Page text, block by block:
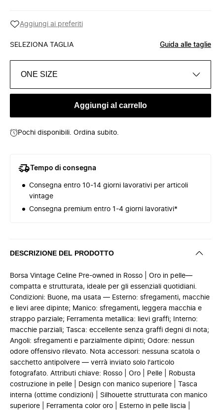
Aggiungi ai preferiti
SELEZIONA TAGLIA Guida alle taglie
ONE SIZE
Aggiungi al carrello
Pochi disponibili. Ordina subito.
Tempo di consegna
Consegna entro 10-14 giorni lavorativi per articoli
vintage
Consegna premium entro 1-4 giorni lavorativi*
DESCRIZIONE DEL PRODOTTO
Borsa Vintage Celine Pre-owned in Rosso | Oro in pelle—
compatta e strutturata, ideale per gli essenziali quotidiani.
Condizioni: Buone, ma usata — Esterno: sfregamenti, macchie
e lievi aree dipinte; Manico: sfregamenti, leggera macchia e
strappo parziale; Ferramenta metallica: lievi graffi; Interno:
macchie parziali; Tasca: eccellente senza graffi degni di nota;
Angoli: sfregamenti e parzialmente dipinti; Odore: nessun
odore offensivo rilevato. Nota accessori: nessuna scatola o
sacchetto antipolvere — verrà inviato solo l'articolo
fotografato. Attributi chiave: Rosso | Oro | Pelle | Robusta
costruzione in pelle | Design con manico superiore | Tasca
interna (ottime condizioni) | Silhouette strutturata con manico
superiore | Ferramenta color oro | Esterno in pelle liscia |